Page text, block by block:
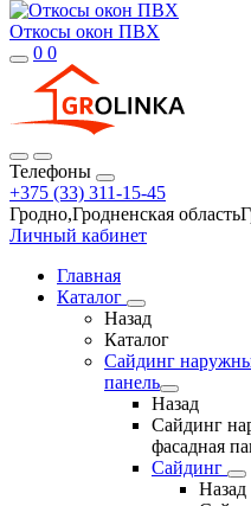
Откосы окон ПВХ
0 0
Телефоны
+375 (33) 311-15-45
Гродно,Гродненская
Личный кабинет
Главная
Каталог
Назад
Каталог
Сайдинг
панель
Назад
Сайдинг
фасадная
Сайдинг
Назад